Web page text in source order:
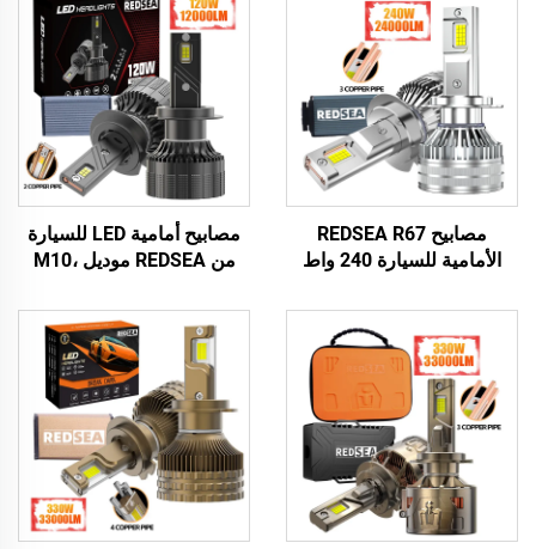
مصابيح REDSEA R67
الأمامية للسيارة 240 واط
مصابيح أمامية LED للسيارة
من REDSEA موديل M10،